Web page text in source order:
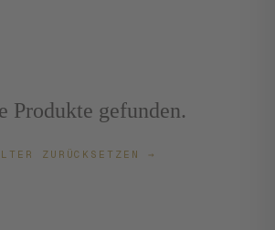
Produkte gefunden.
ZURÜCKSETZEN →